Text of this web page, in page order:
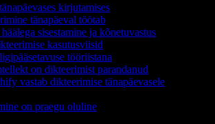
kirjutamises
tänapäeval töötab
sisestamine ja kõnetuvastus
kasutusviisid
tööriistana
on dikteerimist parandanud
vastab dikteerimise tänapäevasele
on praegu oluline